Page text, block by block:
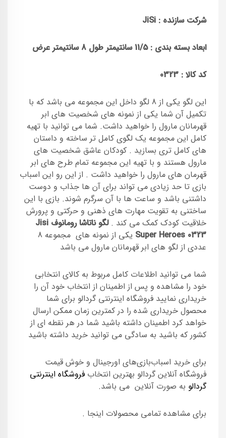
شرکت سازنده : JiSi
ابعاد بسته بندی : 11/5 سانتیمتر طول 8 سانتیمتر عرض
کد کالا :
این لگو یکی از 8 لگو داخل این مجموعه می باشد که با
تکمیل آن شما یکی از نمونه های شخصیت های ابر
قهرمانان مارول را خواهید داشت. شما می توانید با تهیه
کامل این مجموعه یک لگوی کامل تر ساخته و داستان
های کامل تری بسازید . کودکان عاشق شخصیت های
مارول هستند و با تهیه این مجموعه تمام طرح های ابر
قهرمان های مارول را خواهید داشت . از این رو این اسباب
بازی تا حد زیادی می تواند برای آن ها جذاب و دوست
داشتنی باشد و ساعت ها با آن سرگرم شوند. بازی با این
ساختنی به تقویت مهارت های ذهنی و حرکتی و پرورش
خلاقیت کودک کمک می کند .
لگو ناتاشا رومانوف Jisi
Super Heroes 0323
یکی از نمونه های مجموعه 8
عددی از لگو های ابر قهرمانان مارول می باشد
شما می توانید اطلاعات کامل مربوط به کالای انتخابی
خود را مشاهده و پس از اطمینان از انتخاب خود آن را
خریداری نمایید فروشگاه اینترنتی گردالو برای شما
محصول خریداری شده را در کمترین زمان ممکن ارسال
خواهد کرد اطمینان داشته باشید شما در هر نقطه ای از
کشور که باشید به سادگی می توانید خرید داشته باشید
برای خرید اسباب‌بازی‌های اورجینال و خوش قیمت
فروشگاه آنلاین گردالو بهترین انتخاب فروشگاه اینترنتی
گردالو به صورت آنلاین می باشد.
برای مشاهده تمامی محصولات اینجا .